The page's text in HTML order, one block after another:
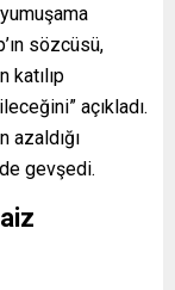
sözcüsü,
katılıp
açıkladı.
azaldığı
gevşedi.